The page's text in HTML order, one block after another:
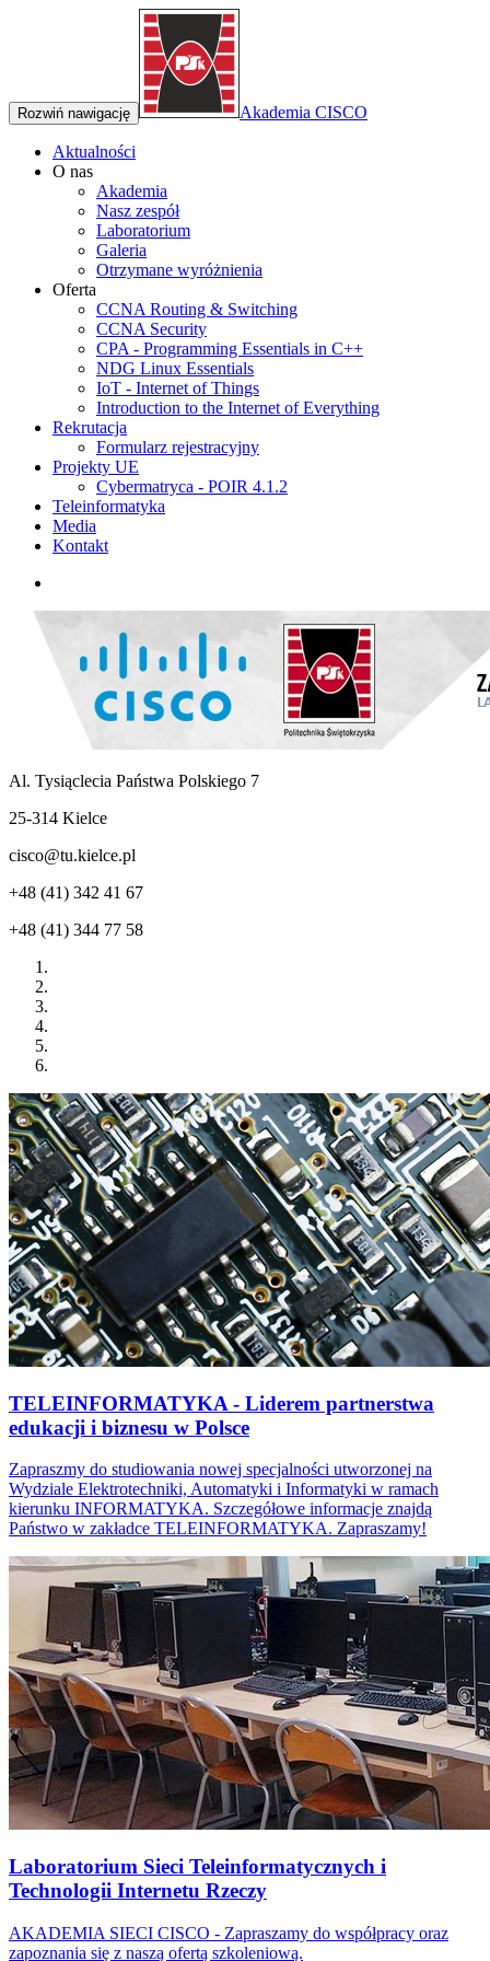
Rozwiń nawigację Akademia CISCO
Aktualności
O nas
Akademia
Nasz zespół
Laboratorium
Galeria
Otrzymane wyróżnienia
Oferta
CCNA Routing & Switching
CCNA Security
CPA - Programming Essentials in C++
NDG Linux Essentials
IoT - Internet of Things
Introduction to the Internet of Everything
Rekrutacja
Formularz rejestracyjny
Projekty UE
Cybermatryca - POIR 4.1.2
Teleinformatyka
Media
Kontakt
Al. Tysiąclecia Państwa Polskiego 7
25-314 Kielce
cisco@tu.kielce.pl
+48 (41) 342 41 67
+48 (41) 344 77 58
TELEINFORMATYKA - Liderem partnerstwa
edukacji i biznesu w Polsce
Zapraszmy do studiowania nowej specjalności utworzonej na
Wydziale Elektrotechniki, Automatyki i Informatyki w ramach
kierunku INFORMATYKA. Szczegółowe informacje znajdą
Państwo w zakładce TELEINFORMATYKA. Zapraszamy!
Laboratorium Sieci Teleinformatycznych i
Technologii Internetu Rzeczy
AKADEMIA SIECI CISCO - Zapraszamy do współpracy oraz
zapoznania się z naszą ofertą szkoleniową.